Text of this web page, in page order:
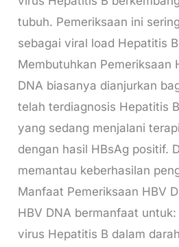
tubuh. Pemeriksaan ini
sebagai viral load Hepatitis
Membutuhkan Pemeriksaan
DNA biasanya dianjurkan
telah terdiagnosis Hepatitis
yang sedang menjalani
dengan hasil HBsAg positif.
memantau keberhasilan
Manfaat Pemeriksaan HBV
HBV DNA bermanfaat
virus Hepatitis B dalam